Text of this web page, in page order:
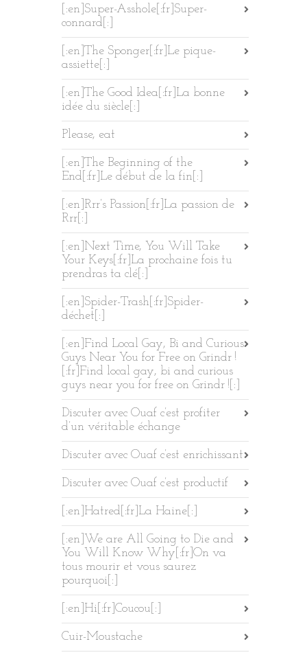
[:en]Super-Asshole[:fr]Super-
connard[:]
[:en]The Sponger[:fr]Le pique-
assiette[:]
[:en]The Good Idea[:fr]La bonne
idée du siècle[:]
Please, eat
[:en]The Beginning of the
End[:fr]Le début de la fin[:]
[:en]Rrr’s Passion[:fr]La passion de
Rrr[:]
[:en]Next Time, You Will Take
Your Keys[:fr]La prochaine fois tu
prendras ta clé[:]
[:en]Spider-Trash[:fr]Spider-
déchet[:]
[:en]Find Local Gay, Bi and Curious
Guys Near You for Free on Grindr !
[:fr]Find local gay, bi and curious
guys near you for free on Grindr ![:]
Discuter avec Ouaf c’est profiter
d’un véritable échange
Discuter avec Ouaf c’est enrichissant
Discuter avec Ouaf c’est productif
[:en]Hatred[:fr]La Haine[:]
[:en]We are All Going to Die and
You Will Know Why[:fr]On va
tous mourir et vous saurez
pourquoi[:]
[:en]Hi[:fr]Coucou[:]
Cuir-Moustache